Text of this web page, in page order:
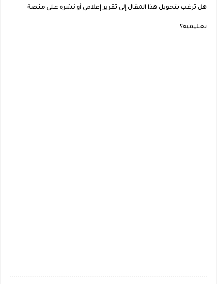
هل ترغب بتحويل هذا المقال إلى تقرير إعلامي أو نشره على منصة
تعليمية؟